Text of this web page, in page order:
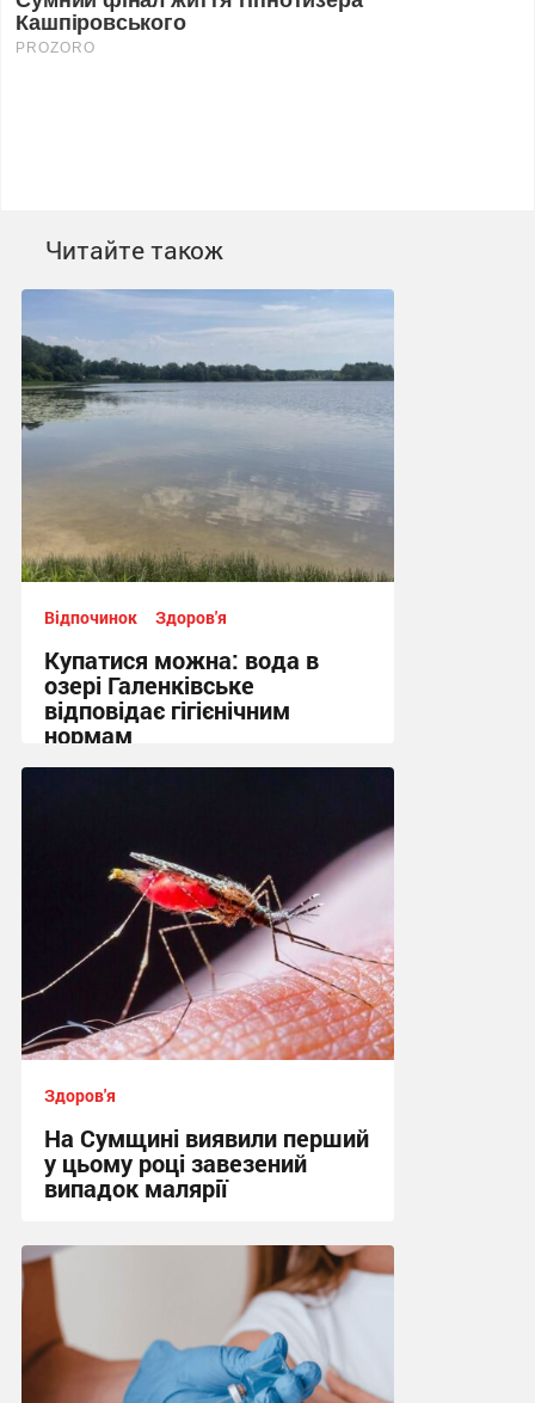
Читайте також
Відпочинок Здоров'я
Купатися можна: вода в
озері Галенківське
відповідає гігієнічним
нормам
Здоров'я
На Сумщині виявили перший
у цьому році завезений
випадок малярії
16:10, 6.08.2026